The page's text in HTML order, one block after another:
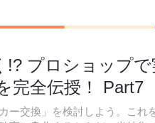
!? プロショップ
完全伝授！ Part7
ー交換」を検討しよう。これ